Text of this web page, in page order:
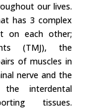
our lives.
has 3 complex
on each other;
(TMJ), the
of muscles in
nerve and the
the interdental
tissues.